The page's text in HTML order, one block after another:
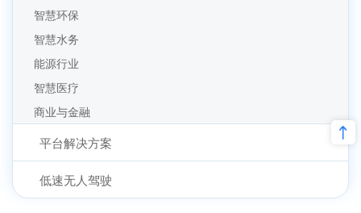
智慧环保
智慧水务
能源行业
智慧医疗
商业与金融
平台解决方案
低速无人驾驶